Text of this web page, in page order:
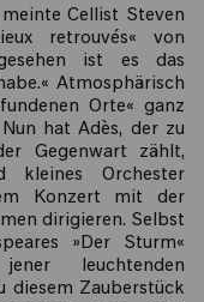
Cellist Steven
retrouvés« von
ist es das
Atmosphärisch
Orte« ganz
hat Adès, der zu
Gegenwart zählt,
kleines Orchester
Konzert mit der
dirigieren. Selbst
»Der Sturm«
leuchtenden
diesem Zauberstück